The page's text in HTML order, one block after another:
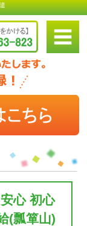
心 初心
(瓢箪山)